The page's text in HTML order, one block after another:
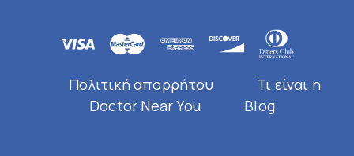
Πολιτική απορρήτου
Τι είναι η
Doctor Near You
Blog